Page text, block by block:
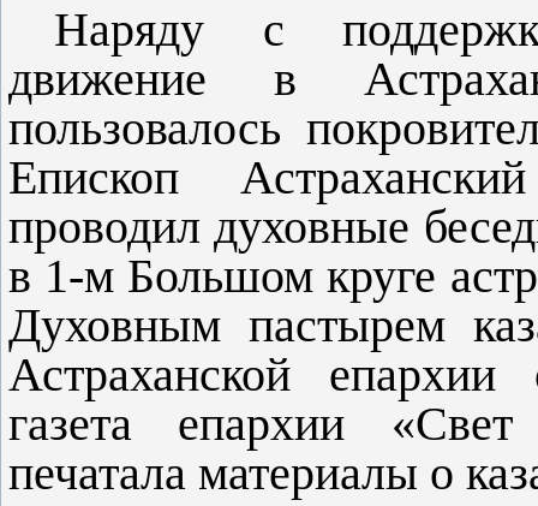
Наряду с
движение в
пользовалось
Епископ
проводил духовные
в 1-м Большом круге
Духовным пастырем
Астраханской
газета епархии «Свет
печатала материалы о